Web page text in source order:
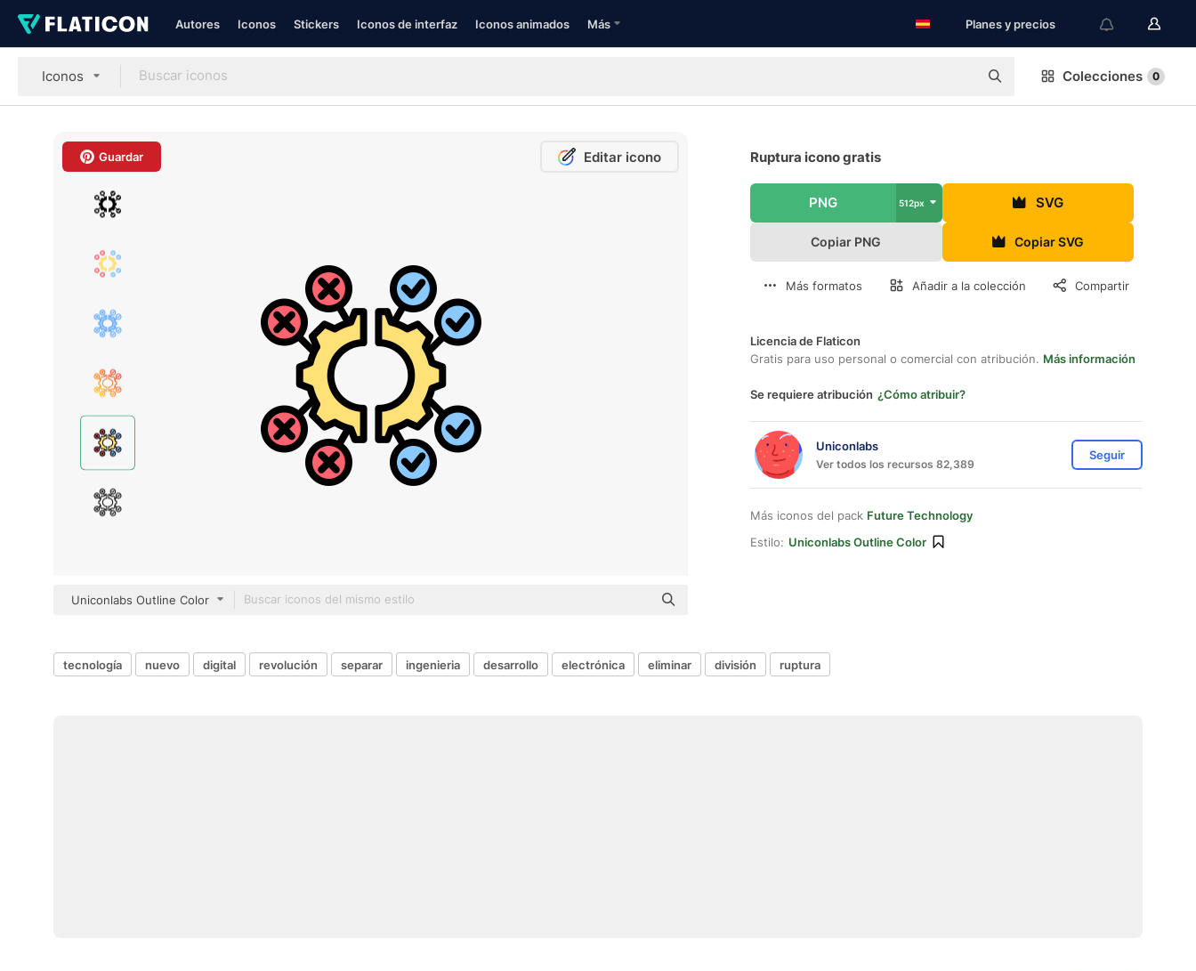
Autores Iconos Stickers Iconos de interfaz Iconos animados Más Planes y precios
Iconos Colecciones 0
Guardar Editar icono
Uniconlabs Outline Color
Ruptura icono gratis
PNG 512px SVG
Copiar PNG Copiar SVG
Más formatos Añadir a la colección Compartir
Licencia de Flaticon
Gratis para uso personal o comercial con atribución. Más información
Se requiere atribución ¿Cómo atribuir?
Uniconlabs
Ver todos los recursos 82,389
Seguir
Más iconos del pack Future Technology
Estilo: Uniconlabs Outline Color
tecnología nuevo digital revolución separar ingenieria desarrollo electrónica eliminar división ruptura